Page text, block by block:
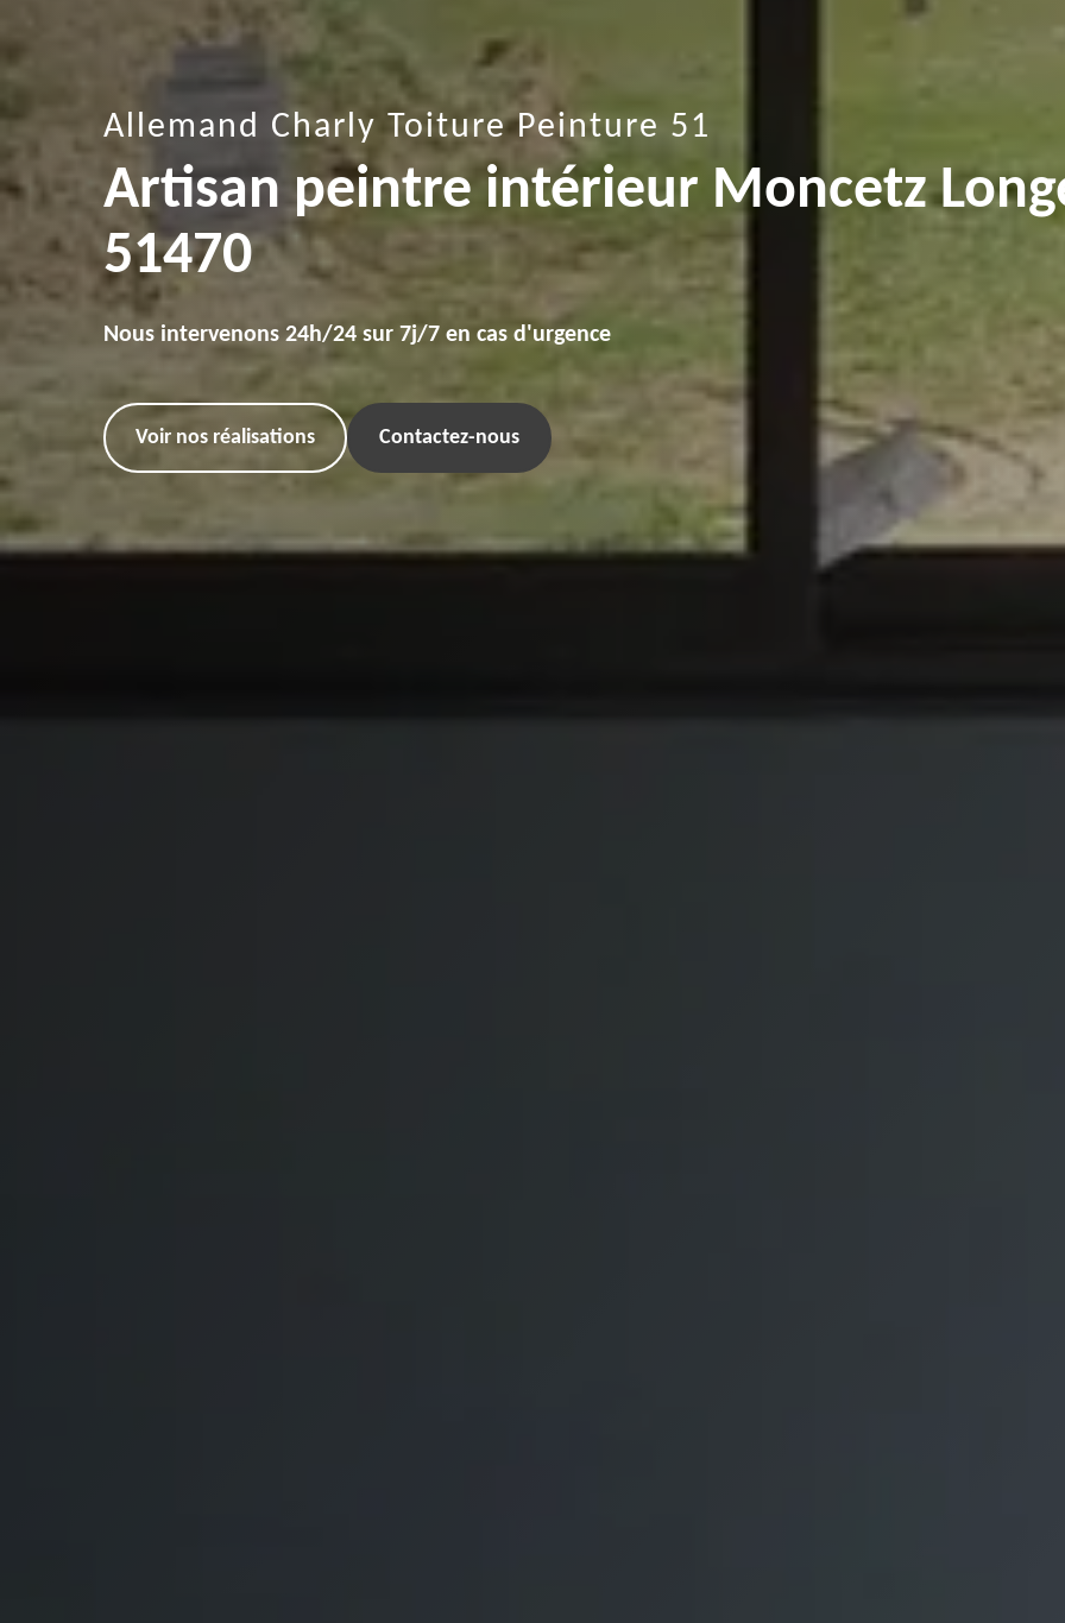
Allemand Charly Toiture Peinture 51
Artisan peintre intérieur Moncetz
51470
Nous intervenons 24h/24 sur 7j/7 en cas d'urgence
Voir nos réalisations Contactez-nous